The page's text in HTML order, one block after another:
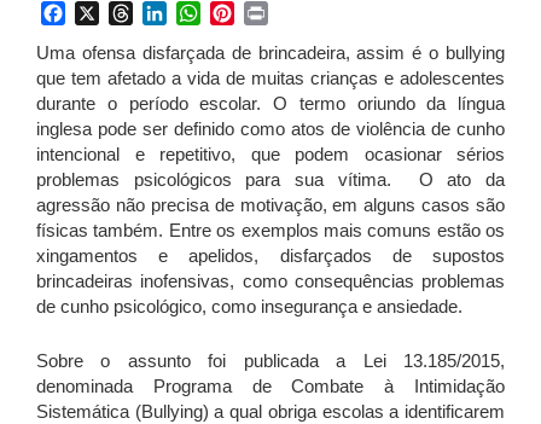
FacebookThreadsLinkedInWhatsApp
Pinterest
Uma ofensa disfarçada de brincadeira, assim é o bullying
que tem afetado a vida de muitas crianças e adolescentes
durante o período escolar. O termo oriundo da língua
inglesa pode ser definido como atos de violência de cunho
intencional e repetitivo, que podem ocasionar sérios
problemas psicológicos para sua vítima. O ato da
agressão não precisa de motivação, em alguns casos são
físicas também. Entre os exemplos mais comuns estão os
xingamentos e apelidos, disfarçados de supostos
brincadeiras inofensivas, como consequências problemas
de cunho psicológico, como insegurança e ansiedade.
Sobre o assunto foi publicada a Lei 13.185/2015,
denominada Programa de Combate à Intimidação
Sistemática (Bullying) a qual obriga escolas a identificarem